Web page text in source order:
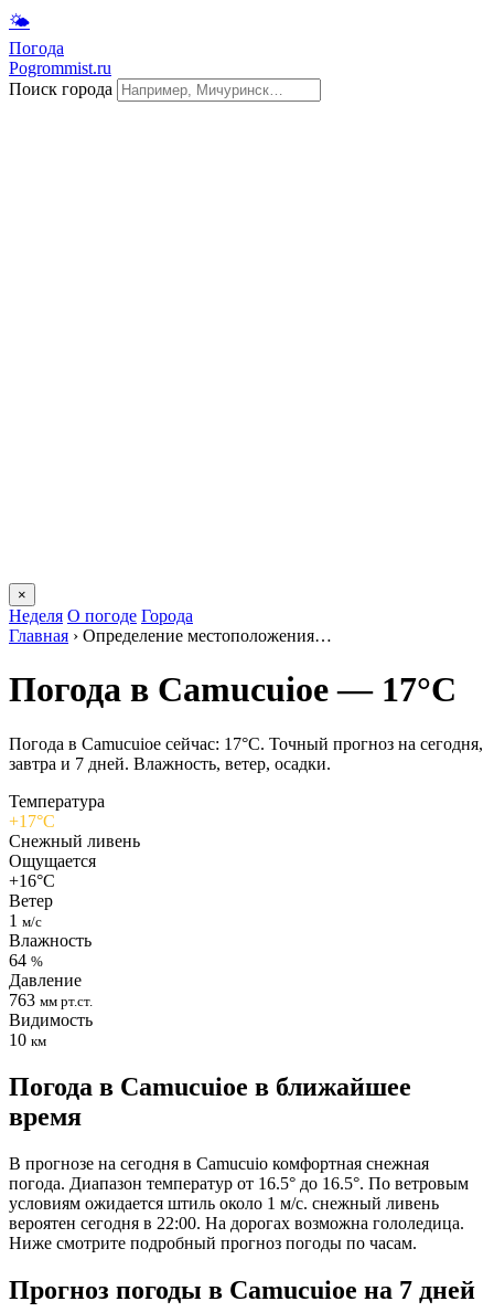
🌤
Погода
Pogrommist.ru
Поиск города
×
Неделя О погоде Города
Главная › Определение местоположения…
Погода в Camucuioе — 17°C
Погода в Camucuioе сейчас: 17°C. Точный прогноз на сегодня,
завтра и 7 дней. Влажность, ветер, осадки.
Температура
+17°C
Снежный ливень
Ощущается
+16°C
Ветер
1 м/с
Влажность
64 %
Давление
763 мм рт.ст.
Видимость
10 км
Погода в Camucuioе в ближайшее
время
В прогнозе на сегодня в Camucuio комфортная снежная
погода. Диапазон температур от 16.5° до 16.5°. По ветровым
условиям ожидается штиль около 1 м/с. снежный ливень
вероятен сегодня в 22:00. На дорогах возможна гололедица.
Ниже смотрите подробный прогноз погоды по часам.
Прогноз погоды в Camucuioе на 7 дней